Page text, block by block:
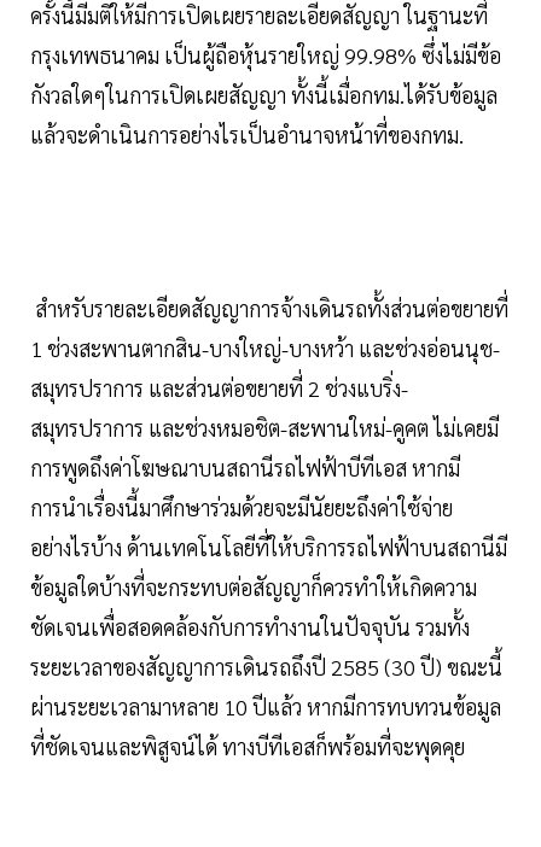
ครั้งนี้มีมติให้มีการเปิดเผยรายละเอียดสัญญา ในฐานะที่
กรุงเทพธนาคม เป็นผู้ถือหุ้นรายใหญ่ 99.98% ซึ่งไม่มีข้อ
กังวลใดๆในการเปิดเผยสัญญา ทั้งนี้เมื่อกทม.ได้รับข้อมูล
แล้วจะดำเนินการอย่างไรเป็นอำนาจหน้าที่ของกทม.
สำหรับรายละเอียดสัญญาการจ้างเดินรถทั้งส่วนต่อขยายที่
1 ช่วงสะพานตากสิน-บางใหญ่-บางหว้า และช่วงอ่อนนุช-
สมุทรปราการ และส่วนต่อขยายที่ 2 ช่วงแบริ่ง-
สมุทรปราการ และช่วงหมอชิต-สะพานใหม่-คูคต ไม่เคยมี
การพูดถึงค่าโฆษณาบนสถานีรถไฟฟ้าบีทีเอส หากมี
การนำเรื่องนี้มาศึกษาร่วมด้วยจะมีนัยยะถึงค่าใช้จ่าย
อย่างไรบ้าง ด้านเทคโนโลยีที่ให้บริการรถไฟฟ้าบนสถานีมี
ข้อมูลใดบ้างที่จะกระทบต่อสัญญาก็ควรทำให้เกิดความ
ชัดเจนเพื่อสอดคล้องกับการทำงานในปัจจุบัน รวมทั้ง
ระยะเวลาของสัญญาการเดินรถถึงปี 2585 (30 ปี) ขณะนี้
ผ่านระยะเวลามาหลาย 10 ปีแล้ว หากมีการทบทวนข้อมูล
ที่ชัดเจนและพิสูจน์ได้ ทางบีทีเอสก็พร้อมที่จะพุดคุย